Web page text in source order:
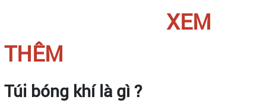
XEM
THÊM
Túi bóng khí là gì ?